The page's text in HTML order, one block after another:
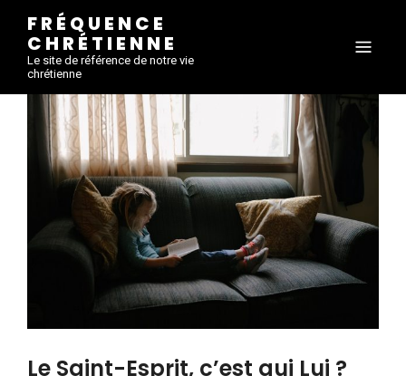
FRÉQUENCE
CHRÉTIENNE
Le site de référence de notre vie
chrétienne
Le Saint-Esprit, c’est qui Lui ?